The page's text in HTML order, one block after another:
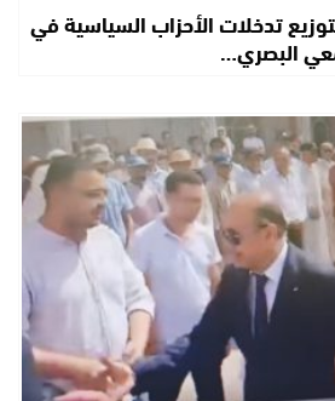
تدخلات الأحزاب السياسية في
البصري…